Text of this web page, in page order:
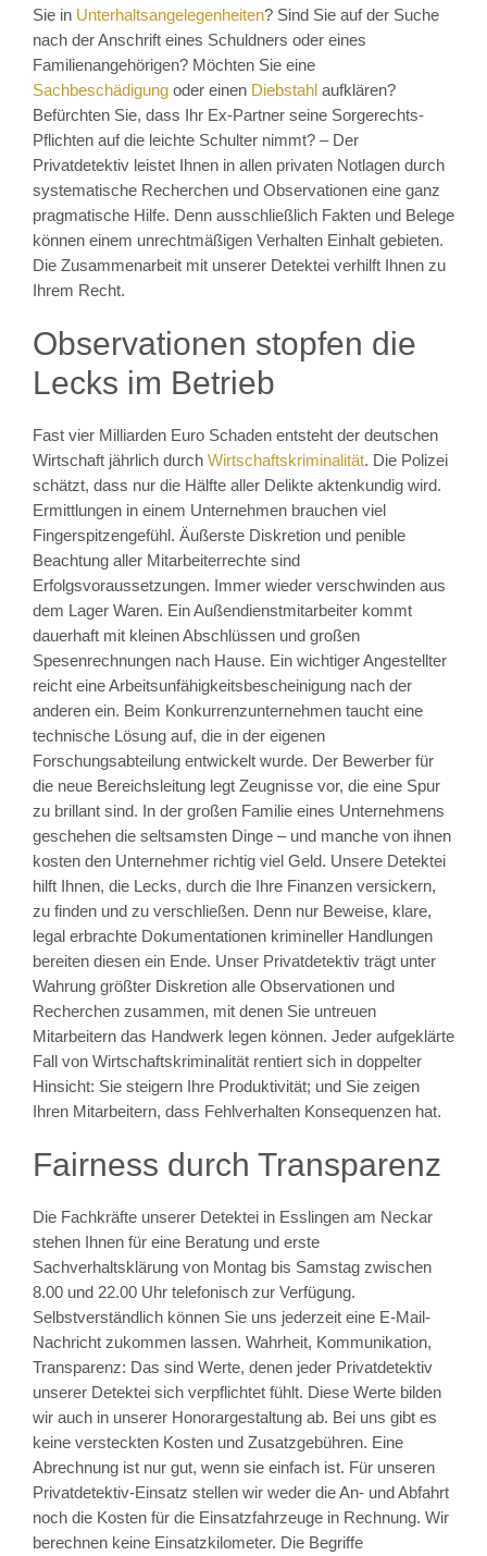
Sie in Unterhaltsangelegenheiten? Sind Sie auf der Suche
nach der Anschrift eines Schuldners oder eines
Familienangehörigen? Möchten Sie eine
Sachbeschädigung oder einen Diebstahl aufklären?
Befürchten Sie, dass Ihr Ex-Partner seine Sorgerechts-
Pflichten auf die leichte Schulter nimmt? – Der
Privatdetektiv leistet Ihnen in allen privaten Notlagen durch
systematische Recherchen und Observationen eine ganz
pragmatische Hilfe. Denn ausschließlich Fakten und Belege
können einem unrechtmäßigen Verhalten Einhalt gebieten.
Die Zusammenarbeit mit unserer Detektei verhilft Ihnen zu
Ihrem Recht.
Observationen stopfen die
Lecks im Betrieb
Fast vier Milliarden Euro Schaden entsteht der deutschen
Wirtschaft jährlich durch Wirtschaftskriminalität. Die Polizei
schätzt, dass nur die Hälfte aller Delikte aktenkundig wird.
Ermittlungen in einem Unternehmen brauchen viel
Fingerspitzengefühl. Äußerste Diskretion und penible
Beachtung aller Mitarbeiterrechte sind
Erfolgsvoraussetzungen. Immer wieder verschwinden aus
dem Lager Waren. Ein Außendienstmitarbeiter kommt
dauerhaft mit kleinen Abschlüssen und großen
Spesenrechnungen nach Hause. Ein wichtiger Angestellter
reicht eine Arbeitsunfähigkeitsbescheinigung nach der
anderen ein. Beim Konkurrenzunternehmen taucht eine
technische Lösung auf, die in der eigenen
Forschungsabteilung entwickelt wurde. Der Bewerber für
die neue Bereichsleitung legt Zeugnisse vor, die eine Spur
zu brillant sind. In der großen Familie eines Unternehmens
geschehen die seltsamsten Dinge – und manche von ihnen
kosten den Unternehmer richtig viel Geld. Unsere Detektei
hilft Ihnen, die Lecks, durch die Ihre Finanzen versickern,
zu finden und zu verschließen. Denn nur Beweise, klare,
legal erbrachte Dokumentationen krimineller Handlungen
bereiten diesen ein Ende. Unser Privatdetektiv trägt unter
Wahrung größter Diskretion alle Observationen und
Recherchen zusammen, mit denen Sie untreuen
Mitarbeitern das Handwerk legen können. Jeder aufgeklärte
Fall von Wirtschaftskriminalität rentiert sich in doppelter
Hinsicht: Sie steigern Ihre Produktivität; und Sie zeigen
Ihren Mitarbeitern, dass Fehlverhalten Konsequenzen hat.
Fairness durch Transparenz
Die Fachkräfte unserer Detektei in Esslingen am Neckar
stehen Ihnen für eine Beratung und erste
Sachverhaltsklärung von Montag bis Samstag zwischen
8.00 und 22.00 Uhr telefonisch zur Verfügung.
Selbstverständlich können Sie uns jederzeit eine E-Mail-
Nachricht zukommen lassen. Wahrheit, Kommunikation,
Transparenz: Das sind Werte, denen jeder Privatdetektiv
unserer Detektei sich verpflichtet fühlt. Diese Werte bilden
wir auch in unserer Honorargestaltung ab. Bei uns gibt es
keine versteckten Kosten und Zusatzgebühren. Eine
Abrechnung ist nur gut, wenn sie einfach ist. Für unseren
Privatdetektiv-Einsatz stellen wir weder die An- und Abfahrt
noch die Kosten für die Einsatzfahrzeuge in Rechnung. Wir
berechnen keine Einsatzkilometer. Die Begriffe